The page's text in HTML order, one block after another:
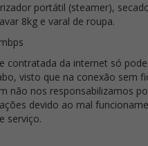
portátil (steamer),
8kg e varal de roupa.
contratada da internet só
visto que na conexão sem
não nos responsabilizamos
devido ao mal
serviço.